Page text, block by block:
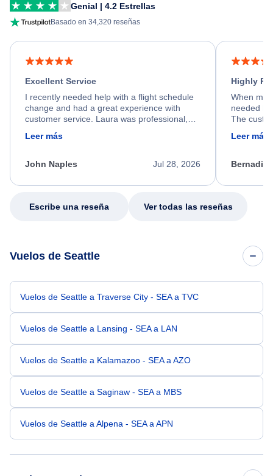
Genial | 4.2 Estrellas
Basado en 34,320 reseñas
Excellent Service
I recently needed help with a flight schedule
change and had a great experience with
customer service. Laura was professional,
friendly, and very helpful throughout the
process. She quickly found a solution and
appreciate her excellent service.
Leer más
Jul 28, 2026
John Naples
Highly
When my
needed
The
calm,
my issue.
Leer más
Escribe una reseña Ver todas las reseñas
Vuelos de Seattle
Vuelos de Seattle a Traverse City - SEA a TVC
Vuelos de Seattle a Lansing - SEA a LAN
Vuelos de Seattle a Kalamazoo - SEA a AZO
Vuelos de Seattle a Saginaw - SEA a MBS
Vuelos de Seattle a Alpena - SEA a APN